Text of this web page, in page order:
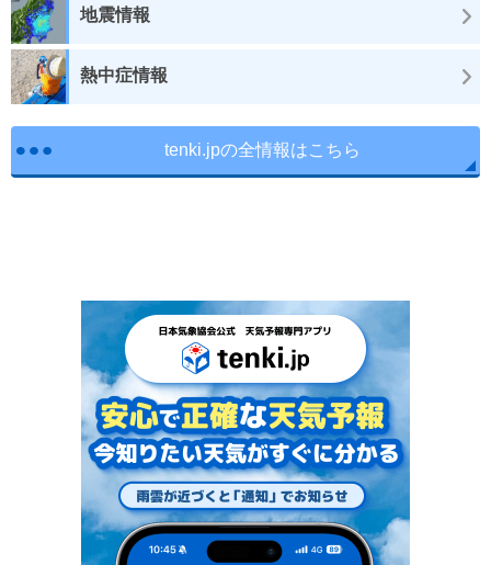
地震情報
熱中症情報
tenki.jpの全情報はこちら